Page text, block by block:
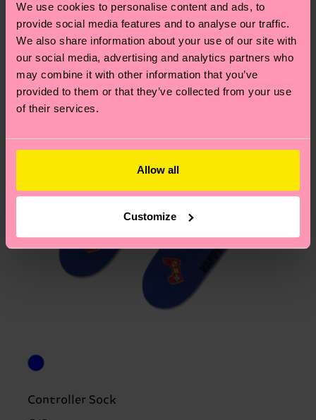
We use cookies to personalise content and ads, to
provide social media features and to analyse our traffic.
We also share information about your use of our site with
our social media, advertising and analytics partners who
may combine it with other information that you’ve
provided to them or that they’ve collected from your use
of their services.
Allow all
Customize
deinem Land abhängt.
Du hast Fragen zu einer Retoure? In unserem
Hilfebereich im Artikel
Retouren findest du die
am häufigsten gestellten Fragen.
Controller Sock